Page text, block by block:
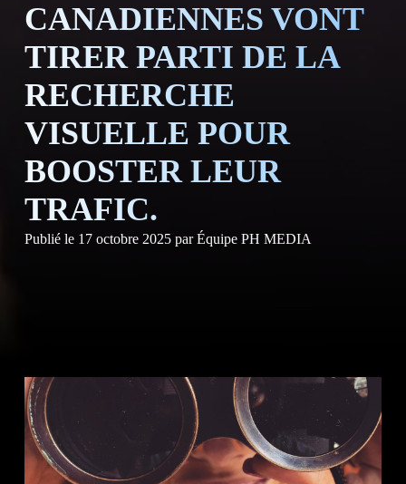
À
NOS
NOS
CANADIENNES VONT
TIRER PARTI DE LA
RECHERCHE
VISUELLE POUR
BOOSTER LEUR
TRAFIC.
Publié le 17 octobre 2025 par Équipe PH MEDIA